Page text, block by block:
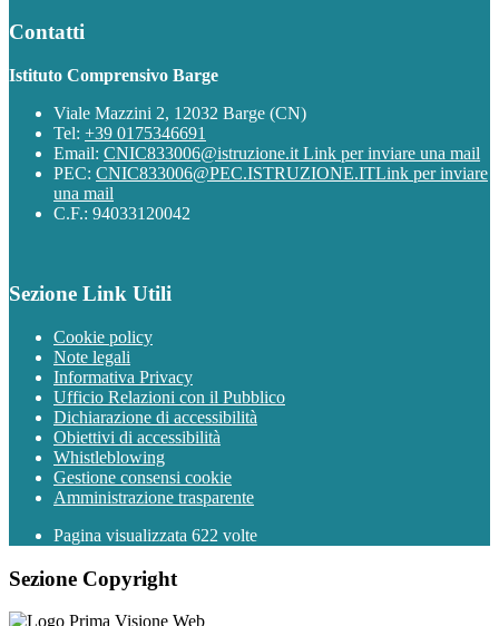
Contatti
Istituto Comprensivo Barge
Viale Mazzini 2, 12032 Barge (CN)
Tel: +39 0175346691
Email: CNIC833006@istruzione.it Link per inviare una mail
PEC: CNIC833006@PEC.ISTRUZIONE.ITLink per inviare
una mail
C.F.: 94033120042
Sezione Link Utili
Cookie policy
Note legali
Informativa Privacy
Ufficio Relazioni con il Pubblico
Dichiarazione di accessibilità
Obiettivi di accessibilità
Whistleblowing
Gestione consensi cookie
Amministrazione trasparente
Pagina visualizzata 622 volte
Sezione Copyright